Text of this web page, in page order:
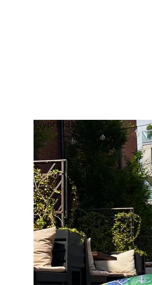
Wyprzedaż